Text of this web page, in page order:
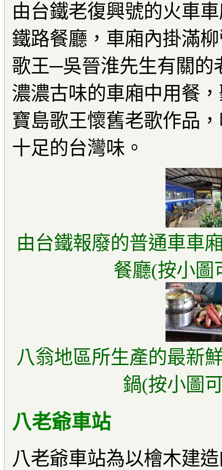
由台鐵老復興號的火車
鐵路餐廳，車廂內掛滿
歌王─吳晉淮先生有關的
濃濃古味的車廂中用餐
寶島歌王懷舊老歌作品
十足的台灣味。
由台鐵報廢的普通車車
餐廳(按小圖
八翁地區所生產的最新
鍋(按小圖
八老爺車站
八老爺車站為以檜木建